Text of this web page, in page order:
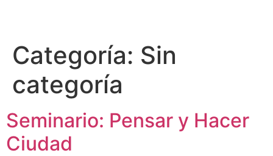
Categoría: Sin
categoría
Seminario: Pensar y Hacer
Ciudad